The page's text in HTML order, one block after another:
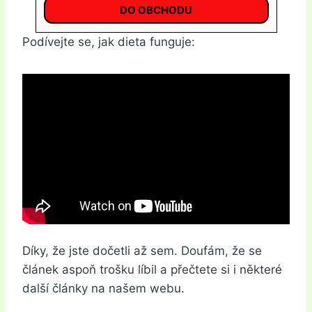
DO OBCHODU
Podívejte se, jak dieta funguje:
Díky, že jste dočetli až sem. Doufám, že se
článek aspoň trošku líbil a přečtete si i některé
další články na našem webu.